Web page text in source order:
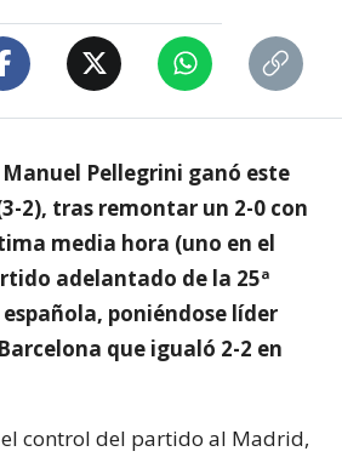
Pellegrini ganó este
2), tras remontar un 2-0 con
media hora (uno en el
adelantado de la 25ª
poniéndose líder
que igualó 2-2 en
el control del partido al Madrid,